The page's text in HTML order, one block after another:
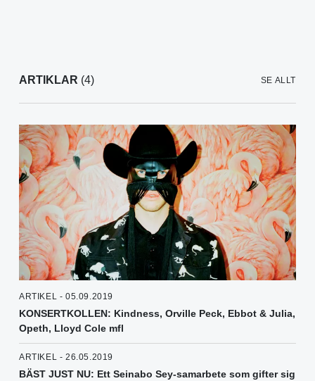
ARTIKLAR (4) SE ALLT
ARTIKEL - 05.09.2019
KONSERTKOLLEN: Kindness, Orville Peck, Ebbot & Julia,
Opeth, Lloyd Cole mfl
ARTIKEL - 26.05.2019
BÄST JUST NU: Ett Seinabo Sey-samarbete som gifter sig